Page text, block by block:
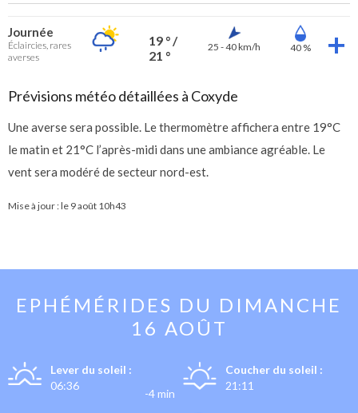
Journée
Éclaircies, rares
averses
19 ° /
21 °
25 - 40 km/h 40 %
Prévisions météo détaillées à Coxyde
Une averse sera possible. Le thermomètre affichera entre 19°C
le matin et 21°C l’après-midi dans une ambiance agréable. Le
vent sera modéré de secteur nord-est.
Mise à jour : le 9 août 10h43
EPHÉMÉRIDES DU DIMANCHE
16 AOÛT
Lever du soleil :
06:36
-4 min
Coucher du soleil :
21:11